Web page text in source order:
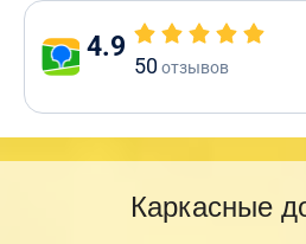
4.9
50отзывов
Каркасные